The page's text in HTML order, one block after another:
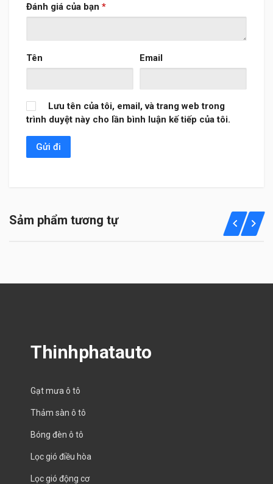
Đánh giá của bạn *
Tên Email
Lưu tên của tôi, email, và trang web trong
trình duyệt này cho lần bình luận kế tiếp của tôi.
Sảm phẩm tương tự
Thinhphatauto
Gạt mưa ô tô
Thảm sàn ô tô
Bóng đèn ô tô
Lọc gió điều hòa
Lọc gió động cơ